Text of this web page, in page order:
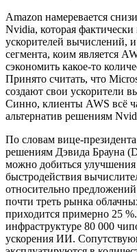
Amazon намеревается
Nvidia, которая
ускорителей вычислений,
сегмента, коим является
сэкономить какое-то
Принято считать, что
создают свои ускорители
Синно, клиенты AWS всё
альтернатив решениям
По словам вице-
решениям Дэвида Брауна
можно добиться
быстродействия
относительно
почти треть рынка
приходится примерно 25
инфраструктуре 80 000
ускорения ИИ.